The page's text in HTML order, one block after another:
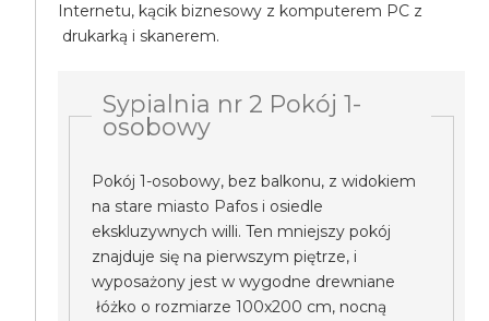
Internetu, kącik biznesowy z komputerem PC z
drukarką i skanerem.
Sypialnia nr 2 Pokój 1-
osobowy
Pokój 1-osobowy, bez balkonu, z widokiem
na stare miasto Pafos i osiedle
ekskluzywnych willi. Ten mniejszy pokój
znajduje się na pierwszym piętrze, i
wyposażony jest w wygodne drewniane
łóżko o rozmiarze 100x200 cm, nocną